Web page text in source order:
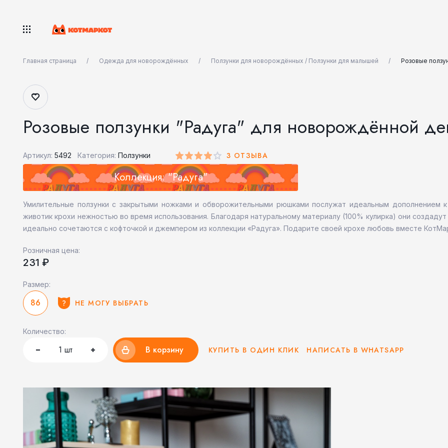
Главная страница Одежда для новорождённых Ползунки для новорождённых / Ползунки для малышей Розовые
Розовые ползунки "Радуга" для новорождённой
Артикул: 5492 Категория: Ползунки 3 ОТЗЫВА
Коллекция: "Радуга"
Умилительные ползунки с закрытыми ножками и обворожительными рюшками послужат идеальным дополнением
животик крохи нежностью во время использования. Благодаря натуральному материалу (100% кулирка) они
идеально сочетаются с кофточкой и джемпером из коллекции «Радуга». Подарите своей крохе любовь вместе
Розничная цена:
231 ₽
Размер:
86 НЕ МОГУ ВЫБРАТЬ
Количество:
1 шт В корзину КУПИТЬ В ОДИН КЛИК НАПИСАТЬ В WHATSAPP